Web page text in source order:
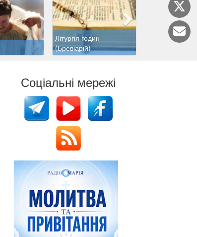
Літургія годин
(Бревіарій)
Соціальні мережі